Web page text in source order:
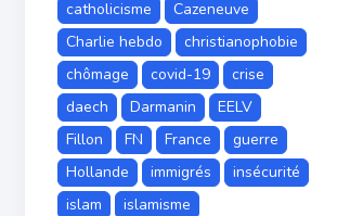
catholicisme
Cazeneuve
Charlie hebdo
christianophobie
chômage
covid-19
crise
daech
Darmanin
EELV
Fillon
FN France
guerre
Hollande
immigrés
insécurité
islam
islamisme